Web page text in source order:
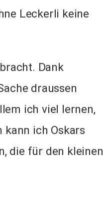
Leckerli keine
Dank
draussen
ich viel lernen,
ich Oskars
die für den kleinen